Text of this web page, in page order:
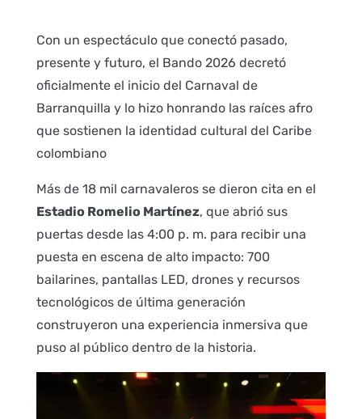
Con un espectáculo que conectó pasado,
presente y futuro, el Bando 2026 decretó
oficialmente el inicio del Carnaval de
Barranquilla y lo hizo honrando las raíces afro
que sostienen la identidad cultural del Caribe
colombiano
Más de 18 mil carnavaleros se dieron cita en el
Estadio Romelio Martínez, que abrió sus
puertas desde las 4:00 p. m. para recibir una
puesta en escena de alto impacto: 700
bailarines, pantallas LED, drones y recursos
tecnológicos de última generación
construyeron una experiencia inmersiva que
puso al público dentro de la historia.